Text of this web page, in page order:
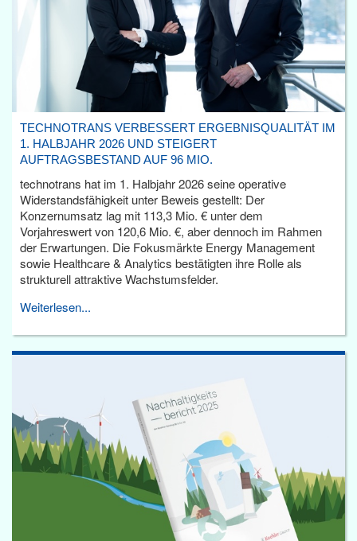
TECHNOTRANS VERBESSERT ERGEBNISQUALITÄT IM
1. HALBJAHR 2026 UND STEIGERT
AUFTRAGSBESTAND AUF 96 MIO.
technotrans hat im 1. Halbjahr 2026 seine operative
Widerstandsfähigkeit unter Beweis gestellt: Der
Konzernumsatz lag mit 113,3 Mio. € unter dem
Vorjahreswert von 120,6 Mio. €, aber dennoch im Rahmen
der Erwartungen. Die Fokusmärkte Energy Management
sowie Healthcare & Analytics bestätigten ihre Rolle als
strukturell attraktive Wachstumsfelder.
Weiterlesen...